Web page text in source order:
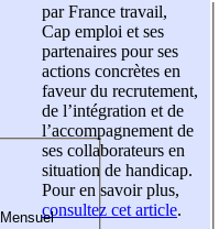
par France travail,
Cap emploi et ses
partenaires pour ses
actions concrètes en
faveur du recrutement,
de l’intégration et de
l’accompagnement de
ses collaborateurs en
situation de handicap.
Pour en savoir plus,
consultez cet article.